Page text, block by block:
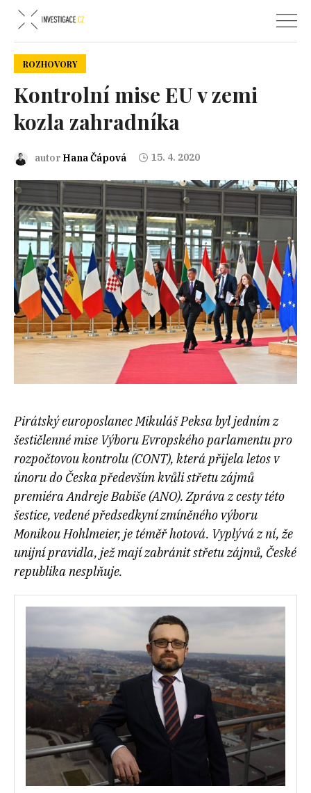
ROZHOVORY
Kontrolní mise EU v zemi
kozla zahradníka
autor Hana Čápová 15. 4. 2020
Pirátský europoslanec Mikuláš Peksa byl jedním z
šestičlenné mise Výboru Evropského parlamentu pro
rozpočtovou kontrolu (CONT), která přijela letos v
únoru do Česka především kvůli střetu zájmů
premiéra Andreje Babiše (ANO). Zpráva z cesty této
šestice, vedené předsedkyní zmíněného výboru
Monikou Hohlmeier, je téměř hotová. Vyplývá z ní, že
unijní pravidla, jež mají zabránit střetu zájmů, České
republika nesplňuje.